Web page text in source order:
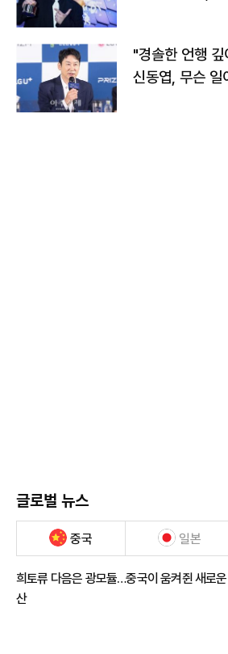
"경솔한 언행
신동엽, 무슨 일
글로벌 뉴스
중국 일본
희토류 다음은 광모듈…중국이 움켜쥔 새로
산